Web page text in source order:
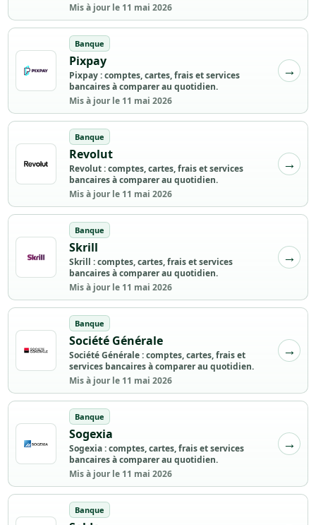
Mis à jour le 11 mai 2026
Banque
Pixpay
Pixpay : comptes, cartes, frais et services
bancaires à comparer au quotidien.
Mis à jour le 11 mai 2026
Banque
Revolut
Revolut : comptes, cartes, frais et services
bancaires à comparer au quotidien.
Mis à jour le 11 mai 2026
Banque
Skrill
Skrill : comptes, cartes, frais et services
bancaires à comparer au quotidien.
Mis à jour le 11 mai 2026
Banque
Société Générale
Société Générale : comptes, cartes, frais et
services bancaires à comparer au quotidien.
Mis à jour le 11 mai 2026
Banque
Sogexia
Sogexia : comptes, cartes, frais et services
bancaires à comparer au quotidien.
Mis à jour le 11 mai 2026
Banque